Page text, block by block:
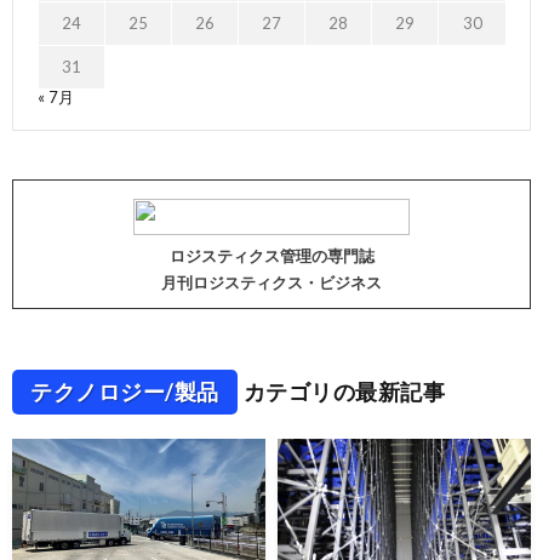
24 25 26 27 28 29 30
31
« 7月
ロジスティクス管理の専門誌
月刊ロジスティクス・ビジネス
テクノロジー/製品 カテゴリの最新記事